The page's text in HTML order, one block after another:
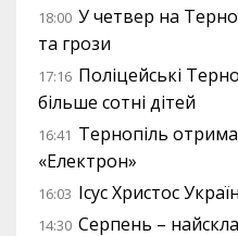
18:00 У четвер на
та грози
17:16 Поліцейські
більше сотні дітей
16:41 Тернопіль
«Електрон»
16:03 Ісус Христос
14:30 Серпень –